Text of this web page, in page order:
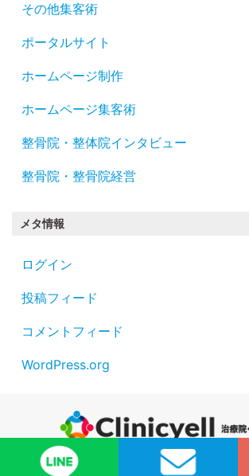
その他集客術
ポータルサイト
ホームページ制作
ホームページ集客術
整骨院・整体院インタビュー
整骨院・整骨院経営
メタ情報
ログイン
投稿フィード
コメントフィード
WordPress.org